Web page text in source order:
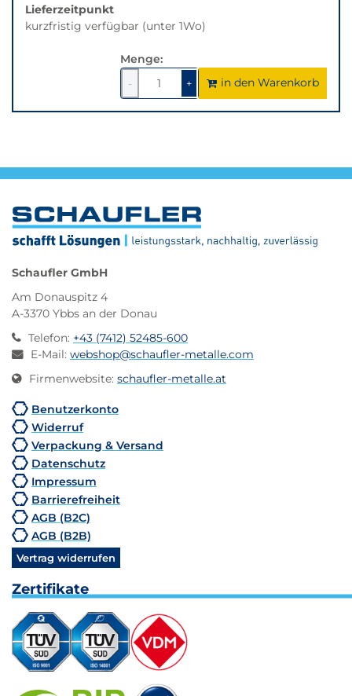
gewünschten
Variante.
Lieferzeitpunkt
kurzfristig verfügbar (unter 1Wo)
Menge:
-
1
verringern
+1um
1
erhöhen
in den Warenkorb
Schaufler GmbH
Am Donauspitz 4
A-3370 Ybbs an der Donau
Telefon: +43 (7412) 52485-600
E-Mail: webshop@schaufler-metalle.com
Firmenwebsite: schaufler-metalle.at
Benutzerkonto
Widerruf
Verpackung & Versand
Datenschutz
Impressum
Barrierefreiheit
AGB (B2C)
AGB (B2B)
Vertrag widerrufen
Zertifikate